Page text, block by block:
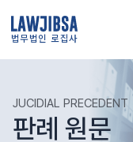
법무법인 로집사
JUCIDIAL PRECEDENT
판례 원문